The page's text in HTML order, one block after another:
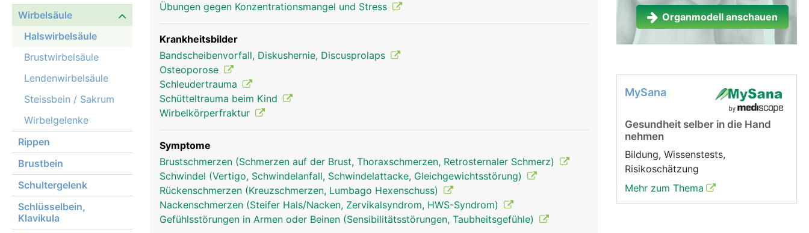
Wirbelsäule
Halswirbelsäule
Brustwirbelsäule
Lendenwirbelsäule
Steissbein / Sakrum
Wirbelgelenke
Rippen
Brustbein
Schultergelenk
Schlüsselbein,
Klavikula
Halswirbelsäule Frau Halswirbelsäule Mann
Übungen gegen Konzentrationsmangel und Stress
Krankheitsbilder
Bandscheibenvorfall, Diskushernie, Discusprolaps
Osteoporose
Schleudertrauma
Schütteltrauma beim Kind
Wirbelkörperfraktur
Symptome
Brustschmerzen (Schmerzen auf der Brust, Thoraxschmerzen, Retrosternaler Schmerz)
Schwindel (Vertigo, Schwindelanfall, Schwindelattacke, Gleichgewichtsstörung)
Rückenschmerzen (Kreuzschmerzen, Lumbago Hexenschuss)
Nackenschmerzen (Steifer Hals/Nacken, Zervikalsyndrom, HWS-Syndrom)
Gefühlsstörungen in Armen oder Beinen (Sensibilitätsstörungen, Taubheitsgefühle)
Organmodell anschauen
MySana
Gesundheit selber in die Hand
nehmen
Bildung, Wissenstests,
Risikoschätzung
Mehr zum Thema